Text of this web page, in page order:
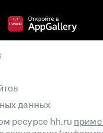
данных
ресурсе hh.ru